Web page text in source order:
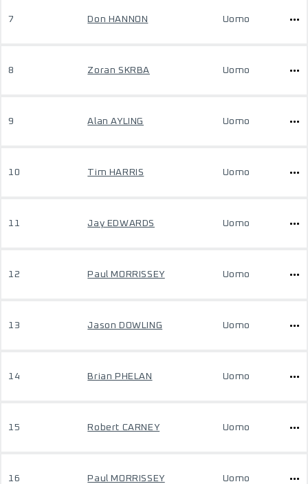
7 Don HANNON Uomo
8 Zoran SKRBA Uomo
9 Alan AYLING Uomo
10 Tim HARRIS Uomo
11 Jay EDWARDS Uomo
12 Paul MORRISSEY Uomo
13 Jason DOWLING Uomo
14 Brian PHELAN Uomo
15 Robert CARNEY Uomo
16 Paul MORRISSEY Uomo